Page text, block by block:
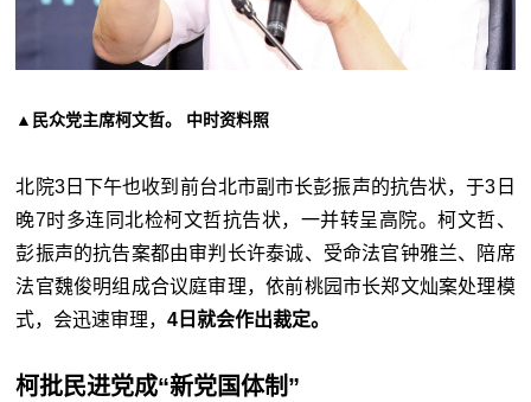
▲民众党主席柯文哲。 中时资料照
北院3日下午也收到前台北市副市长彭振声的抗告状，于3日
晚7时多连同北检柯文哲抗告状，一并转呈高院。柯文哲、
彭振声的抗告案都由审判长许泰诚、受命法官钟雅兰、陪席
法官魏俊明组成合议庭审理，依前桃园市长郑文灿案处理模
式，会迅速审理，4日就会作出裁定。
柯批民进党成“新党国体制”